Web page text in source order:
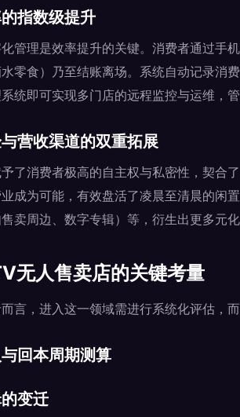
指数级提升
管理是效率提升的关键。消费者通过手
零食）乃至结账离场。系统自动记录消
统即可实现多门店的远程监控与运维，
营收渠道的双重拓展
了消费者极高的自主权与私密性，契合
成为可能，有效盘活了凌晨至清晨的闲
卖周边、数字专辑）等，衍生出更多元化
无人售卖店的关键考量
言，进入这一领域需进行系统化评估，而
回本周期测算
变迁